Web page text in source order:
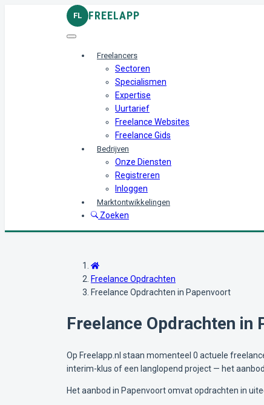
FL FREELAPP
Freelancers
Sectoren
Specialismen
Expertise
Uurtarief
Freelance Websites
Freelance Gids
Bedrijven
Onze Diensten
Registreren
Inloggen
Marktontwikkelingen
Zoeken
Freelance Opdrachten
Freelance Opdrachten in Papenvoort
Freelance Opdrachten in
Op Freelapp.nl staan momenteel 0 actuele
interim-klus of een langlopend project — het
Het aanbod in Papenvoort omvat opdrachten in